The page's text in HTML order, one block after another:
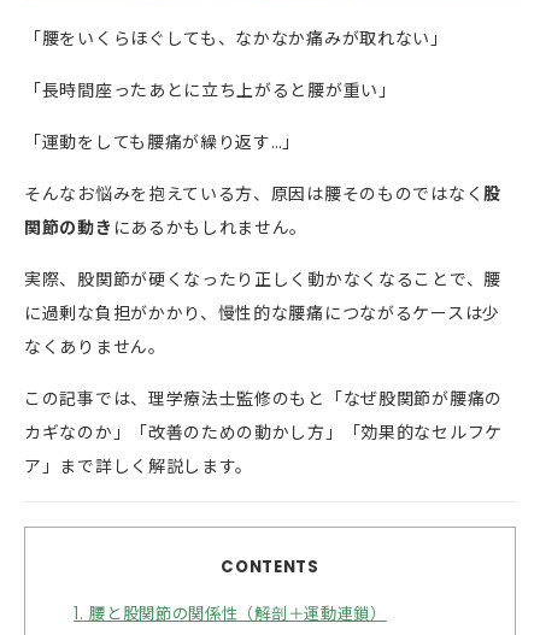
「腰をいくらほぐしても、なかなか痛みが取れない」
「長時間座ったあとに立ち上がると腰が重い」
「運動をしても腰痛が繰り返す…」
そんなお悩みを抱えている方、原因は腰そのものではなく股
関節の動き にあるかもしれません。
実際、股関節が硬くなったり正しく動かなくなることで、腰
に過剰な負担がかかり、慢性的な腰痛につながるケースは少
なくありません。
この記事では、理学療法士監修のもと「なぜ股関節が腰痛の
カギなのか」「改善のための動かし方」「効果的なセルフケ
ア」まで詳しく解説します。
CONTENTS
1. 腰と股関節の関係性（解剖＋運動連鎖）